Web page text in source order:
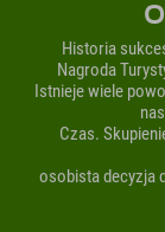
Historia
Nagroda
Istnieje wiele
Czas.
osobista decyzja